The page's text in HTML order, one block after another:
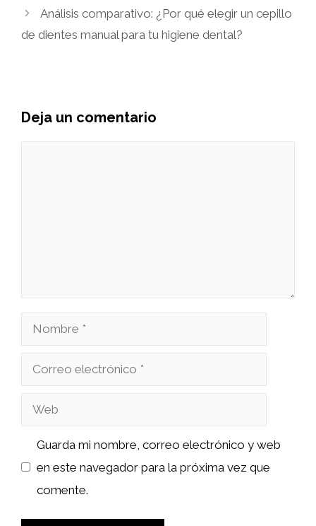
Análisis comparativo: ¿Por qué elegir un cepillo
de dientes manual para tu higiene dental?
Deja un comentario
Nombre
Correo
Web
Guarda mi nombre, correo electrónico y web
en este navegador para la próxima vez que
comente.